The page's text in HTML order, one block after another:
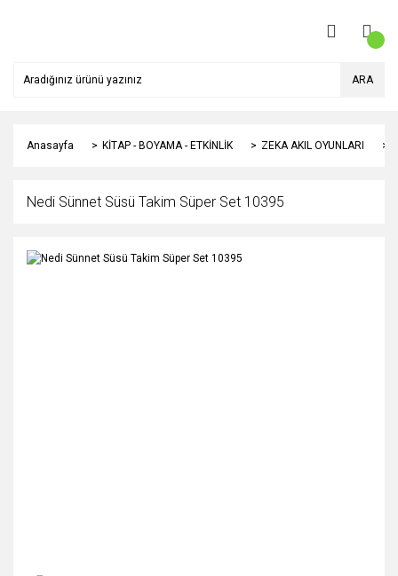
ARA
Anasayfa KİTAP - BOYAMA - ETKİNLİK ZEKA AKIL OYUNLARI
Nedi Sünnet Süsü Takim Süper Set 10395